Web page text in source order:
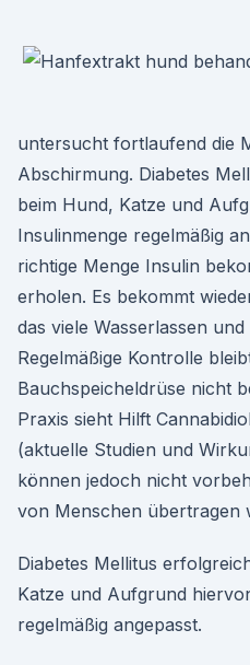
untersucht fortlaufend die
Abschirmung. Diabetes
beim Hund, Katze und
Insulinmenge regelmäßig
richtige Menge Insulin
erholen. Es bekommt
das viele Wasserlassen
Regelmäßige Kontrolle
Bauchspeicheldrüse nicht
Praxis sieht Hilft
(aktuelle Studien und
können jedoch nicht
von Menschen übertragen
Diabetes Mellitus
Katze und Aufgrund
regelmäßig angepasst.